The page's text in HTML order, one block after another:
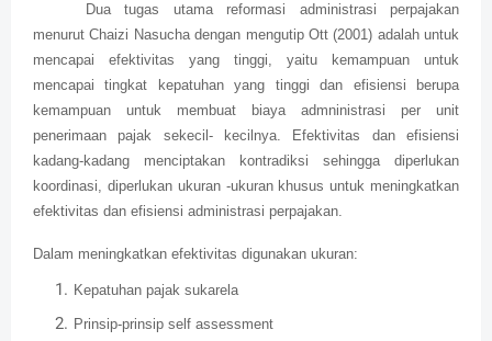
Dua tugas utama reformasi administrasi perpajakan
menurut Chaizi Nasucha dengan mengutip Ott (2001) adalah untuk
mencapai efektivitas yang tinggi, yaitu kemampuan untuk
mencapai tingkat kepatuhan yang tinggi dan efisiensi berupa
kemampuan untuk membuat biaya admninistrasi per unit
penerimaan pajak sekecil- kecilnya. Efektivitas dan efisiensi
kadang-kadang menciptakan kontradiksi sehingga diperlukan
koordinasi, diperlukan ukuran -ukuran khusus untuk meningkatkan
efektivitas dan efisiensi administrasi perpajakan.
Dalam meningkatkan efektivitas digunakan ukuran:
Kepatuhan pajak sukarela
Prinsip-prinsip self assessment